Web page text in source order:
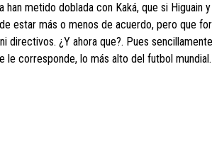
han metido doblada con Kaká, que si
estar más o menos de acuerdo, pero que
directivos. ¿Y ahora que?. Pues
le corresponde, lo más alto del futbol mundial.